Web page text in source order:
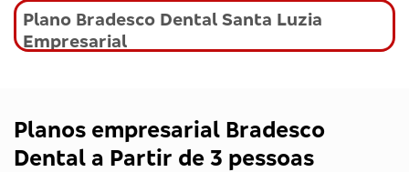
Plano Bradesco Dental Santa Luzia
Empresarial
Planos empresarial Bradesco
Dental a Partir de 3 pessoas